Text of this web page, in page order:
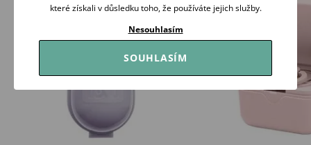
které získali v důsledku toho, že používáte jejich služby.
Nesouhlasím
SOUHLASÍM